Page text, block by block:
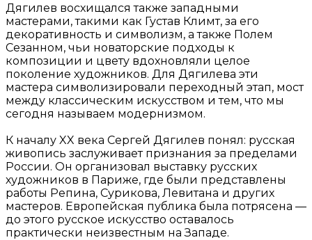
Дягилев восхищался также западными
мастерами, такими как Густав Климт, за его
декоративность и символизм, а также Полем
Сезанном, чьи новаторские подходы к
композиции и цвету вдохновляли целое
поколение художников. Для Дягилева эти
мастера символизировали переходный этап, мост
между классическим искусством и тем, что мы
сегодня называем модернизмом.
К началу XX века Сергей Дягилев понял: русская
живопись заслуживает признания за пределами
России. Он организовал выставку русских
художников в Париже, где были представлены
работы Репина, Сурикова, Левитана и других
мастеров. Европейская публика была потрясена —
до этого русское искусство оставалось
практически неизвестным на Западе.